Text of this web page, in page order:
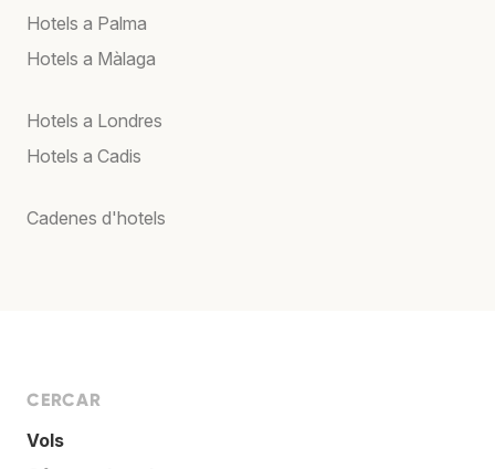
Hotels a Palma
Hotels a Màlaga
Hotels a Londres
Hotels a Cadis
Cadenes d'hotels
CERCAR
Vols